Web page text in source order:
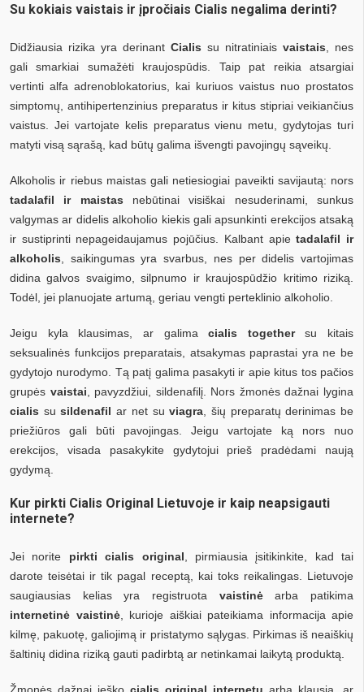
Su kokiais vaistais ir įpročiais Cialis negalima derinti?
Didžiausia rizika yra derinant Cialis su nitratiniais vaistais , nes
gali smarkiai sumažėti kraujospūdis. Taip pat reikia atsargiai
vertinti alfa adrenoblokatorius, kai kuriuos vaistus nuo prostatos
simptomų, antihipertenzinius preparatus ir kitus stipriai veikiančius
vaistus. Jei vartojate kelis preparatus vienu metu, gydytojas turi
matyti visą sąrašą, kad būtų galima išvengti pavojingų sąveikų.
Alkoholis ir riebus maistas gali netiesiogiai paveikti savijautą: nors
tadalafil ir maistas nebūtinai visiškai nesuderinami, sunkus
valgymas ar didelis alkoholio kiekis gali apsunkinti erekcijos atsaką
ir sustiprinti nepageidaujamus pojūčius. Kalbant apietadalafil ir
alkoholis , saikingumas yra svarbus, nes per didelis vartojimas
didina galvos svaigimo, silpnumo ir kraujospūdžio kritimo riziką.
Todėl, jei planuojate artumą, geriau vengti perteklinio alkoholio.
Jeigu kyla klausimas, ar galimacialis togethersu kitais
seksualinės funkcijos preparatais, atsakymas paprastai yra ne be
gydytojo nurodymo. Tą patį galima pasakyti ir apie kitus tos pačios
grupės vaistai , pavyzdžiui, sildenafilį. Nors žmonės dažnai lygina
cialis susildenafil ar net suviagra , šių preparatų derinimas be
priežiūros gali būti pavojingas. Jeigu vartojate ką nors nuo
erekcijos, visada pasakykite gydytojui prieš pradėdami naują
gydymą.
Kur pirkti Cialis Original Lietuvoje ir kaip neapsigauti
internete?
Jei norite pirkti cialis original , pirmiausia įsitikinkite, kad tai
darote teisėtai ir tik pagal receptą, kai toks reikalingas. Lietuvoje
saugiausias kelias yra registruota vaistinėarba patikima
internetinė vaistinė, kurioje aiškiai pateikiama informacija apie
kilmę, pakuotę, galiojimą ir pristatymo sąlygas. Pirkimas iš neaiškių
šaltinių didina riziką gauti padirbtą ar netinkamai laikytą produktą.
Žmonės dažnai ieško cialis original internetu arba klausia, ar